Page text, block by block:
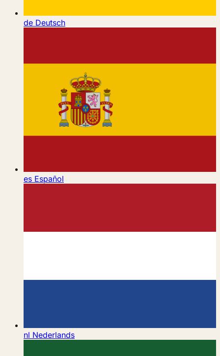
de Deutsch
es Español
nl Nederlands